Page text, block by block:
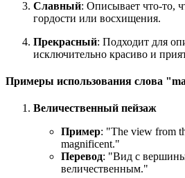
Славный: Описывает что-то,
гордости или восхищения.
Прекрасный: Подходит для
исключительно красиво и
Примеры использования слова
Величественный пейзаж
Пример: "The view from
magnificent."
Перевод: "Вид с
величественным."